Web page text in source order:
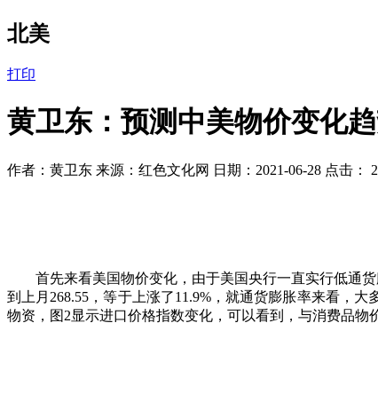
北美
打印
黄卫东：预测中美物价变化
作者：黄卫东 来源：红色文化网 日期：2021-06-28 点击：
首先来看美国物价变化，由于美国央行一直实行低通
到上月268.55，等于上涨了11.9%，就通货膨胀率来看，
物资，图2显示进口价格指数变化，可以看到，与消费品物